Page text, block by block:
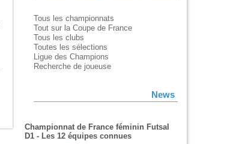
Tous les championnats
Tout sur la Coupe de France
Tous les clubs
Toutes les sélections
Ligue des Champions
Recherche de joueuse
News
Championnat de France féminin Futsal
D1 - Les 12 équipes connues